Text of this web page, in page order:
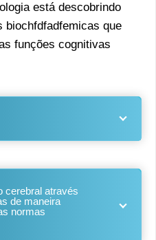
está descobrindo
biochfdfadfemicas que
funções cognitivas
cerebral através
de maneira
normas